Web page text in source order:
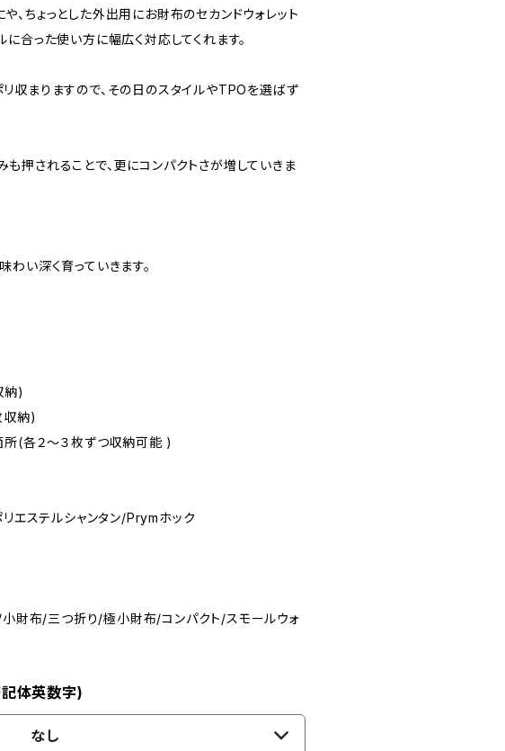
、ちょっとした外出用にお財布のセカンドウォレット
合った使い方に幅広く対応してくれます。
収まりますので、その日のスタイルやTPOを選ばず
押されることで、更にコンパクトさが増していきま
わい深く育っていきます。
納)
収納)
(各２～３枚ずつ収納可能 )
エステルシャンタン/Prymホック
小財布/三つ折り/極小財布/コンパクト/スモールウォ
体英数字)
なし